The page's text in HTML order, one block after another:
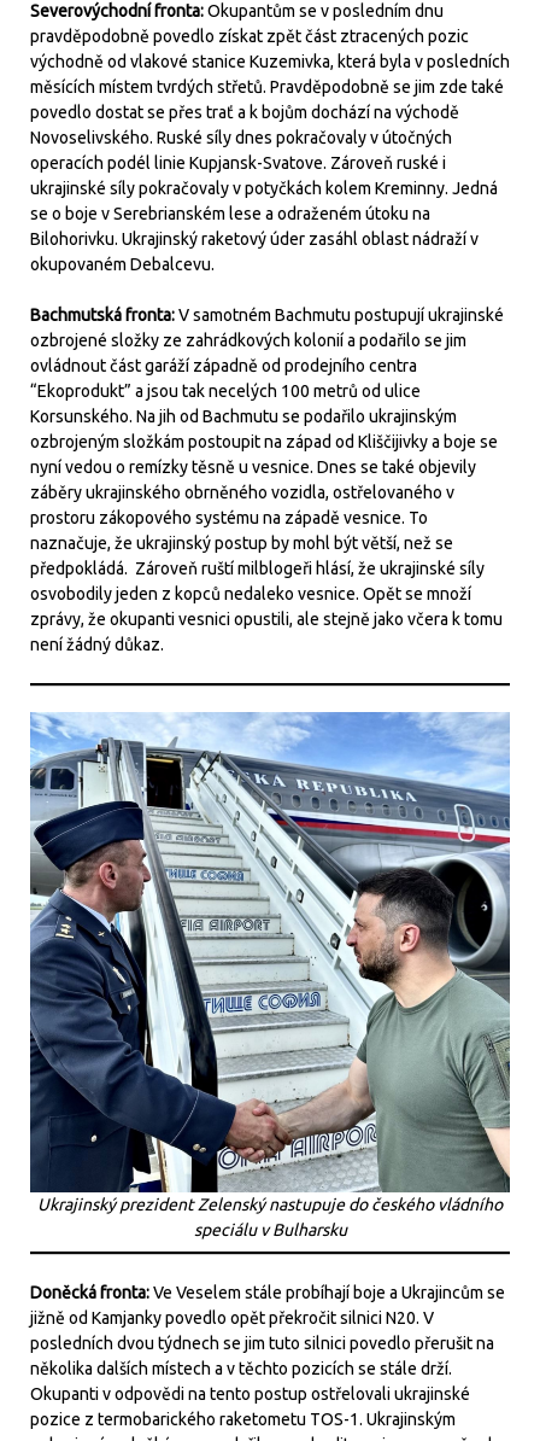
Severovýchodní fronta:Okupantům se v posledním dnu
pravděpodobně povedlo získat zpět část ztracených pozic
východně od vlakové stanice Kuzemivka, která byla v posledních
měsících místem tvrdých střetů. Pravděpodobně se jim zde také
povedlo dostat se přes trať a k bojům dochází na východě
Novoselivského. Ruské síly dnes pokračovaly v útočných
operacích podél linie Kupjansk-Svatove. Zároveň ruské i
ukrajinské síly pokračovaly v potyčkách kolem Kreminny. Jedná
se o boje v Serebrianském lese a odraženém útoku na
Bilohorivku. Ukrajinský raketový úder zasáhl oblast nádraží v
okupovaném Debalcevu.
Bachmutská fronta:V samotném Bachmutu postupují ukrajinské
ozbrojené složky ze zahrádkových kolonií a podařilo se jim
ovládnout část garáží západně od prodejního centra
“Ekoprodukt” a jsou tak necelých 100 metrů od ulice
Korsunského. Na jih od Bachmutu se podařilo ukrajinským
ozbrojeným složkám postoupit na západ od Kliščijivky a boje se
nyní vedou o remízky těsně u vesnice. Dnes se také objevily
záběry ukrajinského obrněného vozidla, ostřelovaného v
prostoru zákopového systému na západě vesnice. To
naznačuje, že ukrajinský postup by mohl být větší, než se
předpokládá. Zároveň ruští milblogeři hlásí, že ukrajinské síly
osvobodily jeden z kopců nedaleko vesnice. Opět se množí
zprávy, že okupanti vesnici opustili, ale stejně jako včera k tomu
není žádný důkaz.
Ukrajinský prezident Zelenský nastupuje do českého vládního
speciálu v Bulharsku
Doněcká fronta:Ve Veselem stále probíhají boje a Ukrajincům se
jižně od Kamjanky povedlo opět překročit silnici N20. V
posledních dvou týdnech se jim tuto silnici povedlo přerušit na
několika dalších místech a v těchto pozicích se stále drží.
Okupanti v odpovědi na tento postup ostřelovali ukrajinské
pozice z termobarického raketometu TOS-1. Ukrajinským